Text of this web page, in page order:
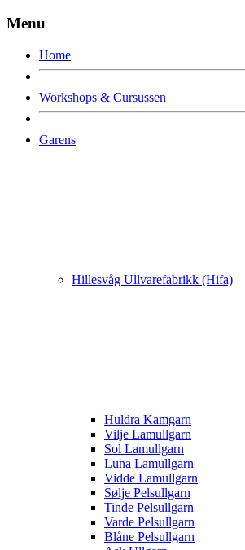
Menu
Home
Workshops & Cursussen
Garens
Hillesvåg Ullvarefabrikk (Hifa)
Huldra Kamgarn
Vilje Lamullgarn
Sol Lamullgarn
Luna Lamullgarn
Vidde Lamullgarn
Sølje Pelsullgarn
Tinde Pelsullgarn
Varde Pelsullgarn
Blåne Pelsullgarn